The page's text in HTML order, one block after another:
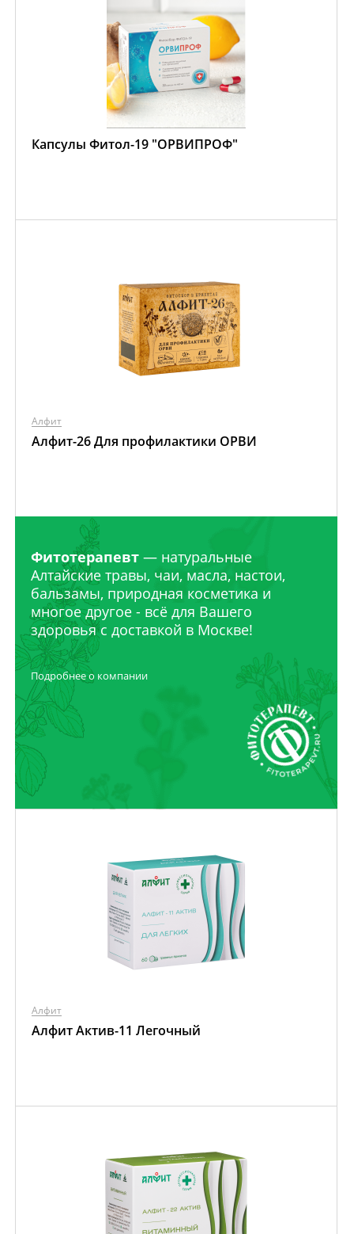
Капсулы Фитол-19 "ОРВИПРОФ"
Алфит
Алфит-26 Для профилактики ОРВИ
Фитотерапевт — натуральные
Алтайские травы, чаи, масла, настои,
бальзамы, природная косметика и
многое другое - всё для Вашего
здоровья с доставкой в Москве!
Подробнее о компании
Алфит
Алфит Актив-11 Легочный